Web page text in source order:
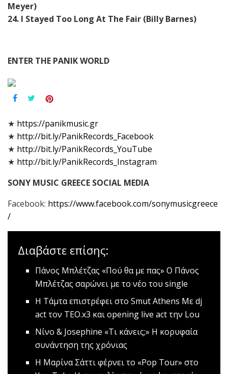
Meyer)
24. I Stayed Too Long At The Fair (Billy Barnes)
ENTER THE PANIK WORLD
★ https://panikmusic.gr
★ http://bit.ly/PanikRecords_Facebook
★ http://bit.ly/PanikRecords_YouTube
★ http://bit.ly/PanikRecords_Instagram
SONY MUSIC GREECE SOCIAL MEDIA
Facebook: https://www.facebook.com/sonymusicgreece
/
Διαβάστε επίσης:
Πάνος Μπλέτζας «Πού θα με πας» Ο Πάνος
Μπλέτζας σαρώνει με το νέο του single
Η Τάμτα επιστρέφει στο Smut Athens Mε dj
act τον TEO.x3 και opening live act την Lou
Νίνο & Josephine «Τι κάνεις;» Η κορυφαία
συνάντηση της χρόνιας
Η Μαρίνα Σάττι φέρνει το «Pop Tour» στο